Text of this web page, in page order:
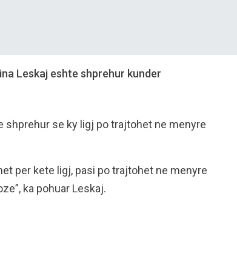
Leskaj eshte shprehur kunder
shprehur se ky ligj po trajtohet ne menyre
per kete ligj, pasi po trajtohet ne menyre
ka pohuar Leskaj.